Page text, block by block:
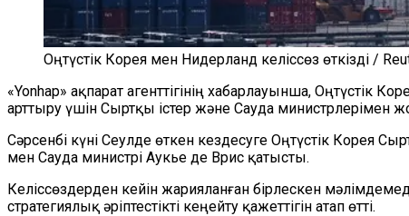
Оңтүстік Корея мен Нидерланд келіссөз өткізді /
«Yonhap» ақпарат агенттігінің хабарлауынша,
арттыру үшін Сыртқы істер және Сауда министрлерімен
Сәрсенбі күні Сеулде өткен кездесуге Оңтүстік Корея
мен Сауда министрі Аукье де Врис қатысты.
Келіссөздерден кейін жарияланған бірлескен
стратегиялық әріптестікті кеңейту қажеттігін атап өтті.